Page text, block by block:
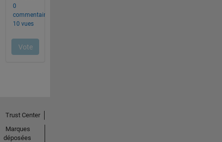
Trust Center
Marques
déposées